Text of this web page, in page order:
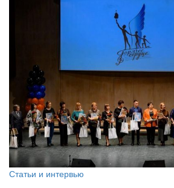
Статьи и интервью